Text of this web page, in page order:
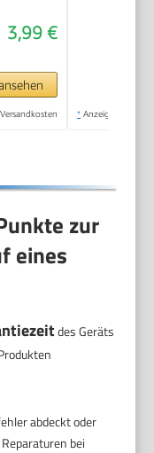
|
NE
3,99 €
* Anzeige
zur
eines
des Geräts
abdeckt oder
bei